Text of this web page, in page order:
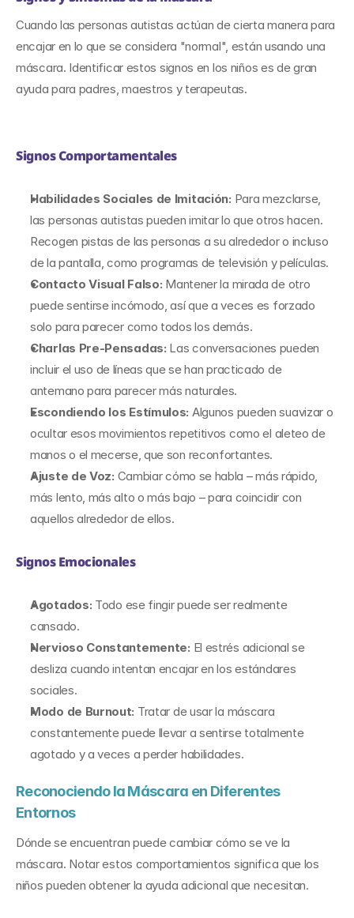
Cuando las personas autistas actúan de cierta manera para
encajar en lo que se considera "normal", están usando una
máscara. Identificar estos signos en los niños es de gran
ayuda para padres, maestros y terapeutas.
Signos Comportamentales
Habilidades Sociales de Imitación: Para mezclarse,
las personas autistas pueden imitar lo que otros hacen.
Recogen pistas de las personas a su alrededor o incluso
de la pantalla, como programas de televisión y películas.
Contacto Visual Falso: Mantener la mirada de otro
puede sentirse incómodo, así que a veces es forzado
solo para parecer como todos los demás.
Charlas Pre-Pensadas: Las conversaciones pueden
incluir el uso de líneas que se han practicado de
antemano para parecer más naturales.
Escondiendo los Estímulos: Algunos pueden suavizar o
ocultar esos movimientos repetitivos como el aleteo de
manos o el mecerse, que son reconfortantes.
Ajuste de Voz: Cambiar cómo se habla – más rápido,
más lento, más alto o más bajo – para coincidir con
aquellos alrededor de ellos.
Signos Emocionales
Agotados: Todo ese fingir puede ser realmente
cansado.
Nervioso Constantemente: El estrés adicional se
desliza cuando intentan encajar en los estándares
sociales.
Modo de Burnout: Tratar de usar la máscara
constantemente puede llevar a sentirse totalmente
agotado y a veces a perder habilidades.
Reconociendo la Máscara en Diferentes
Entornos
Dónde se encuentran puede cambiar cómo se ve la
máscara. Notar estos comportamientos significa que los
niños pueden obtener la ayuda adicional que necesitan.